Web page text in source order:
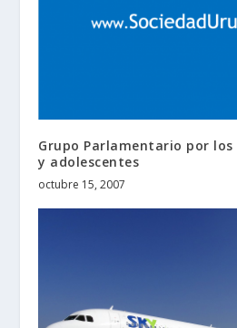
Grupo Parlamentario por los
y adolescentes
octubre 15, 2007